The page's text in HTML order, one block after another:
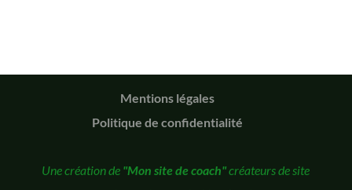
Mentions légales
Politique de confidentialité
Une création de "Mon site de coach"créateurs de site